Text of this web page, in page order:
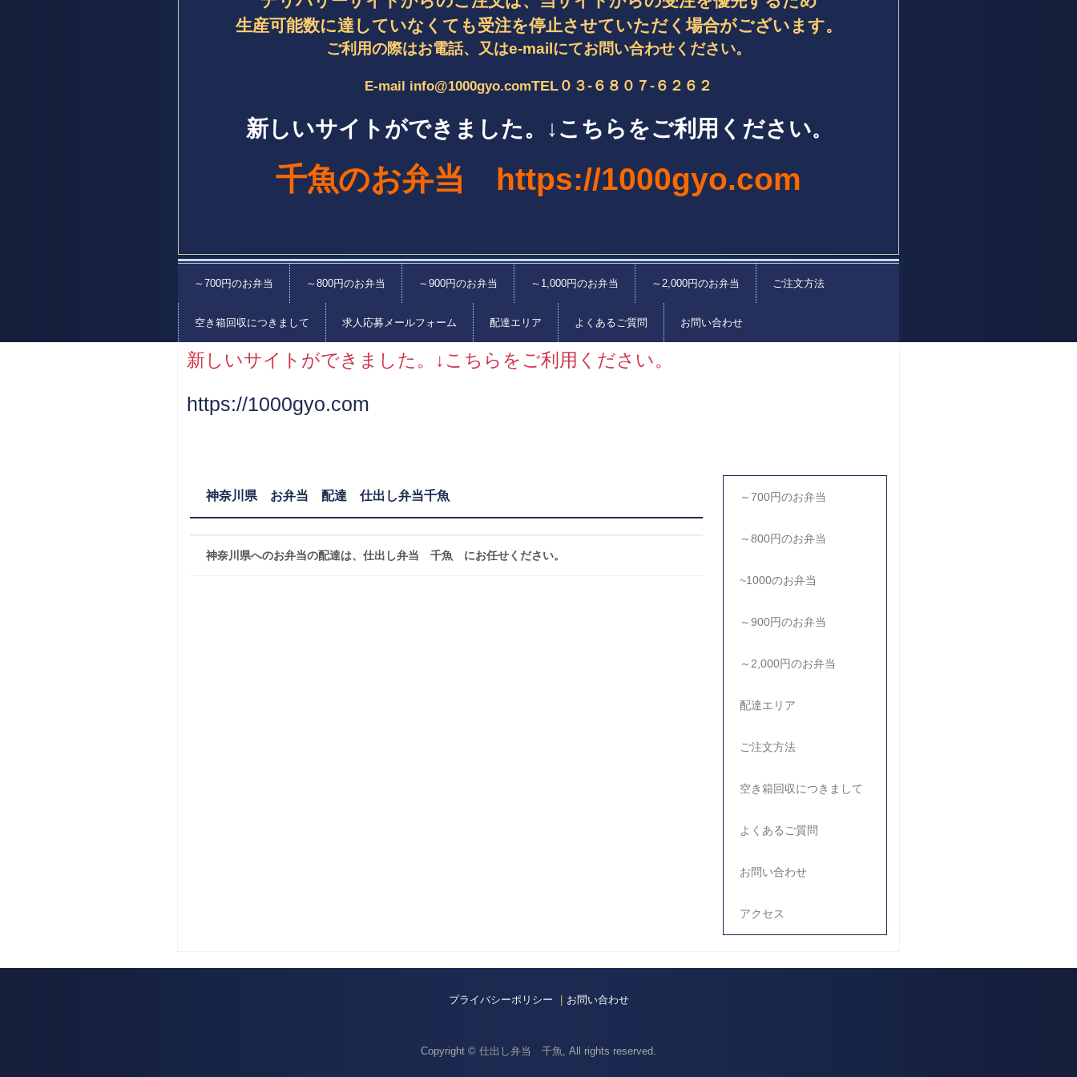
生産可能数に達していなくても受注を停止させていただく場合がございます。
ご利用の際はお電話、又はe-mailにてお問い合わせください。
E-mail info@1000gyo.comTEL０３-６８０７-６２６２
新しいサイトができました。↓こちらをご利用ください。
千魚のお弁当 https://1000gyo.com
～700円のお弁当 ～800円のお弁当 ～900円のお弁当 ～1,000円のお弁当 ～2,000円のお弁当 ご注文方法
空き箱回収につきまして 求人応募メールフォーム 配達エリア よくあるご質問 お問い合わせ
新しいサイトができました。↓こちらをご利用ください。
https://1000gyo.com
神奈川県 お弁当 配達 仕出し弁当千魚
神奈川県へのお弁当の配達は、仕出し弁当 千魚 にお任せください。
～700円のお弁当
～800円のお弁当
~1000のお弁当
～900円のお弁当
～2,000円のお弁当
配達エリア
ご注文方法
空き箱回収につきまして
よくあるご質問
お問い合わせ
アクセス
プライバシーポリシー お問い合わせ
Copyright © 仕出し弁当 千魚, All rights reserved.